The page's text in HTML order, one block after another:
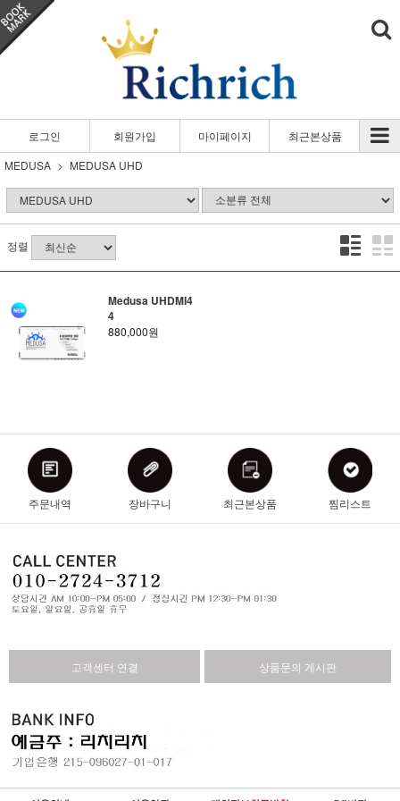
로그인 회원가입 마이페이지
최근본상품
MEDUSA
MEDUSA UHD
정렬
Medusa UHDMI4
4
880,000원
주문내역 장바구니 최근본상품 찜리스트
고객센터 연결 상품문의 게시판